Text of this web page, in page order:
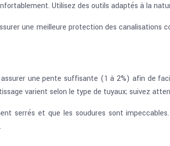
Utilisez des outils adaptés à la
une meilleure protection des
une pente suffisante (1 à 2%) afin de
varient selon le type de tuyaux; suivez
serrés et que les soudures sont